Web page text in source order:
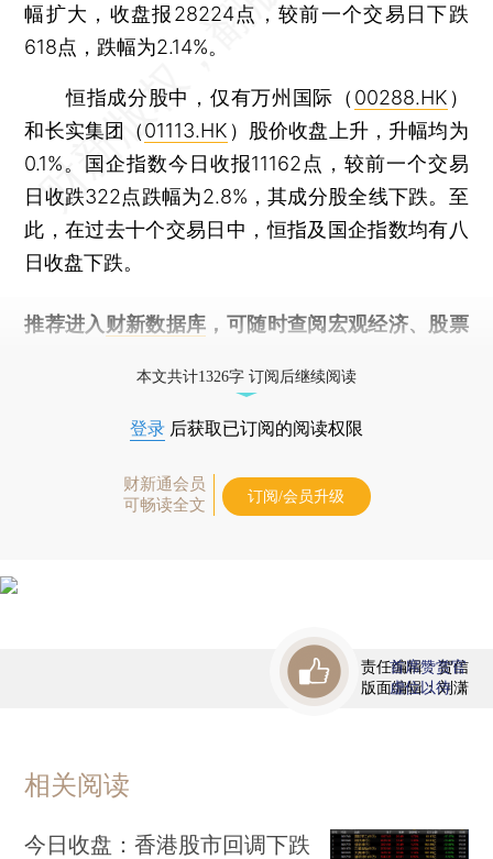
幅扩大，收盘报28224点，较前一个交易日下跌
618点，跌幅为2.14%。
恒指成分股中，仅有万州国际（ 00288.HK ）
和长实集团（01113.HK ）股价收盘上升，升幅均为
0.1%。国企指数今日收报11162点，较前一个交易
日收跌322点跌幅为2.8%，其成分股全线下跌。至
此，在过去十个交易日中，恒指及国企指数均有八
日收盘下跌。
推荐进入 财新数据库 ，可随时查阅宏观经济、股票
本文共计1326字 订阅后继续阅读
登录 后获取已订阅的阅读权限
财新通会员
可畅读全文
订阅/会员升级
责任编辑：贺信
版面编辑：刘潇
首席赞赏官
虚位以待
相关阅读
今日收盘：香港股市回调下跌